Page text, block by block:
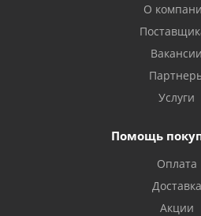
О
Вакансии
Услуги
Помощь
Оплата
Доставка
Акции